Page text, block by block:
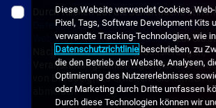
Durch Klicken auf die Schaltfläche
Datenschutzbestimmungen von
Website-Nutzungsbedingungenzu. Sie
Nachrichten, Produktaktualisierungen,
Veranstaltungsankündigungen und
von Broadsign zu erhalten. Sie können
abmelden. *
Diese Website verwendet Cookies,
Pixel, Tags, Software Development Kits
verwandte Tracking-Technologien, wie
Datenschutzrichtliniebeschrieben, zu
die den Betrieb der Website, Analysen,
Optimierung des Nutzererlebnisses
oder Marketing durch Dritte umfassen
Durch diese Technologien können wir